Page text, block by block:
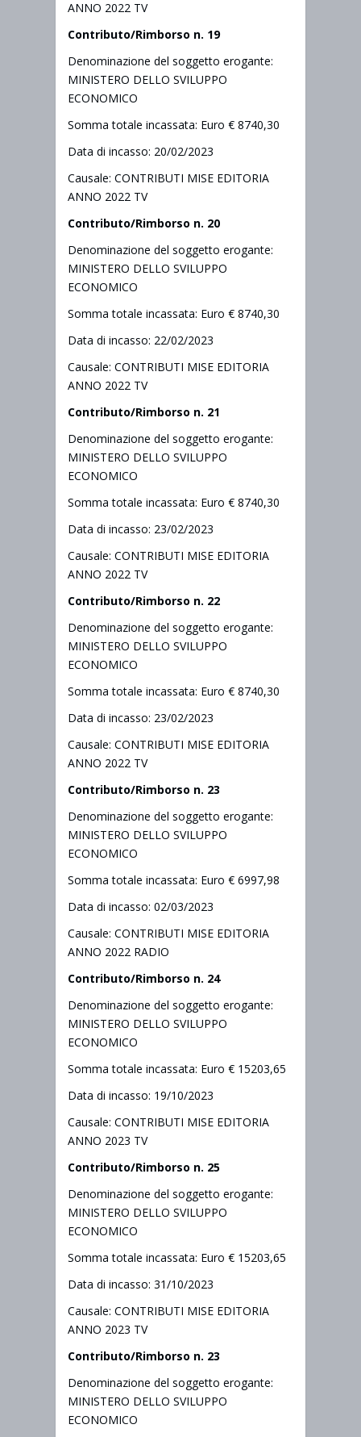
ANNO 2022 TV
Contributo/Rimborso n. 19
Denominazione del soggetto erogante:
MINISTERO DELLO SVILUPPO
ECONOMICO
Somma totale incassata: Euro € 8740,30
Data di incasso: 20/02/2023
Causale: CONTRIBUTI MISE EDITORIA
ANNO 2022 TV
Contributo/Rimborso n. 20
Denominazione del soggetto erogante:
MINISTERO DELLO SVILUPPO
ECONOMICO
Somma totale incassata: Euro € 8740,30
Data di incasso: 22/02/2023
Causale: CONTRIBUTI MISE EDITORIA
ANNO 2022 TV
Contributo/Rimborso n. 21
Denominazione del soggetto erogante:
MINISTERO DELLO SVILUPPO
ECONOMICO
Somma totale incassata: Euro € 8740,30
Data di incasso: 23/02/2023
Causale: CONTRIBUTI MISE EDITORIA
ANNO 2022 TV
Contributo/Rimborso n. 22
Denominazione del soggetto erogante:
MINISTERO DELLO SVILUPPO
ECONOMICO
Somma totale incassata: Euro € 8740,30
Data di incasso: 23/02/2023
Causale: CONTRIBUTI MISE EDITORIA
ANNO 2022 TV
Contributo/Rimborso n. 23
Denominazione del soggetto erogante:
MINISTERO DELLO SVILUPPO
ECONOMICO
Somma totale incassata: Euro € 6997,98
Data di incasso: 02/03/2023
Causale: CONTRIBUTI MISE EDITORIA
ANNO 2022 RADIO
Contributo/Rimborso n. 24
Denominazione del soggetto erogante:
MINISTERO DELLO SVILUPPO
ECONOMICO
Somma totale incassata: Euro € 15203,65
Data di incasso: 19/10/2023
Causale: CONTRIBUTI MISE EDITORIA
ANNO 2023 TV
Contributo/Rimborso n. 25
Denominazione del soggetto erogante:
MINISTERO DELLO SVILUPPO
ECONOMICO
Somma totale incassata: Euro € 15203,65
Data di incasso: 31/10/2023
Causale: CONTRIBUTI MISE EDITORIA
ANNO 2023 TV
Contributo/Rimborso n. 23
Denominazione del soggetto erogante:
MINISTERO DELLO SVILUPPO
ECONOMICO